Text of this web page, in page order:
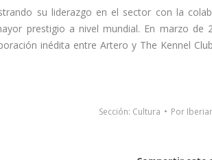
su liderazgo en el sector con la
prestigio a nivel mundial. En marzo
inédita entre Artero y The Kennel
Sección: Cultura Por